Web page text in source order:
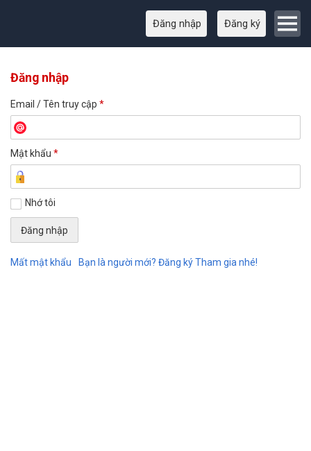
Đăng nhập Đăng ký
Đăng nhập
Email / Tên truy cập *
Mật khẩu *
Nhớ tôi
Mất mật khẩu Bạn là người mới? Đăng ký Tham gia nhé!